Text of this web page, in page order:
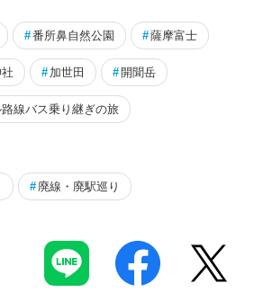
#番所鼻自然公園 #薩摩富士
# 加世田 # 開聞岳
路線バス乗り継ぎの旅
# 廃線・廃駅巡り